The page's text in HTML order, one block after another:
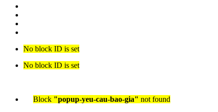
No block ID is set
No block ID is set
Block "popup-yeu-cau-bao-gia" not found